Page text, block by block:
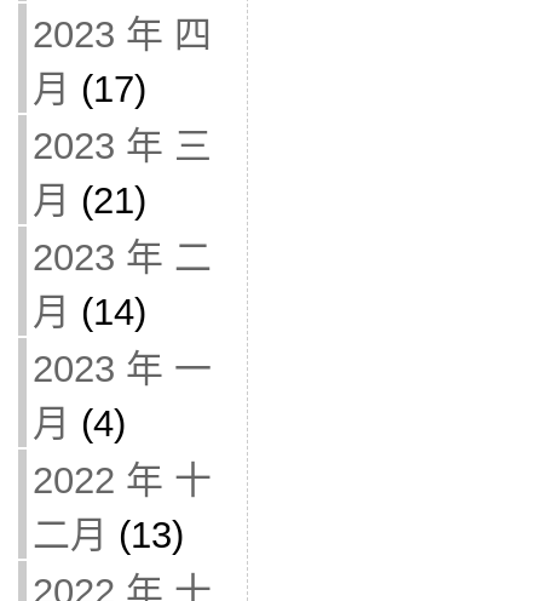
2023 年 四
月 (17)
2023 年 三
月 (21)
2023 年 二
月 (14)
2023 年 一
月 (4)
2022 年 十
二月 (13)
2022 年 十